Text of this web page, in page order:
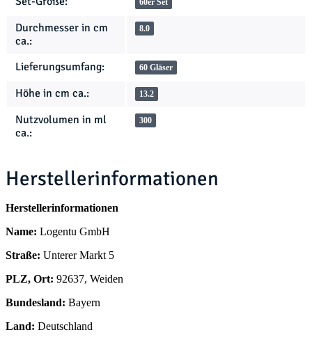
60er Set
Durchmesser in cm
ca.:
8.0
Lieferungsumfang: 60 Gläser
Höhe in cm ca.: 13.2
Nutzvolumen in ml
ca.:
300
Herstellerinformationen
Herstellerinformationen
Name: Logentu GmbH
Straße: Unterer Markt 5
PLZ, Ort: 92637, Weiden
Bundesland: Bayern
Land: Deutschland